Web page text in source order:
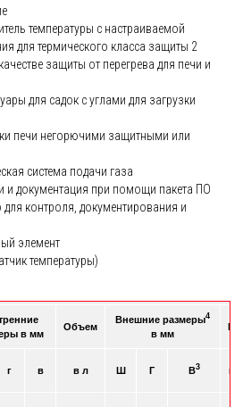
температуры с настраиваемой
для термического класса защиты 2
защиты от перегрева для печи и
для садок с углами для загрузки
печи негорючими защитными или
система подачи газа
и документация при помощи пакета ПО
для контроля, документирования и
элемент
температуры)
в мм
Объем
Внешние размеры4
в мм
г в в л Ш Г В3